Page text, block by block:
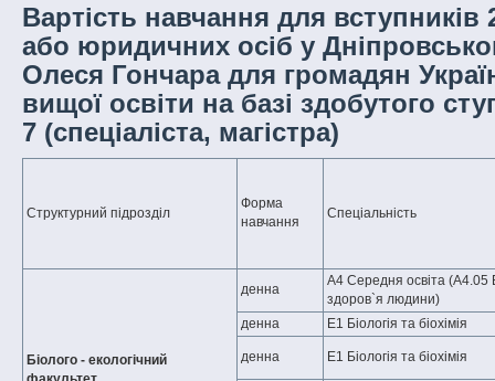
Вартість навчання для
або юридичних осіб у
Олеся Гончара для громадян
вищої освіти на базі здобутого
7 (спеціаліста, магістра)
Структурний підрозділ
Форма
навчання
Спеціальність
Біолого - екологічний
денна
А4 Середня освіта (А4.05
здоров`я людини)
денна
E1 Біологія та біохімія
денна E1 Біологія та біохімія